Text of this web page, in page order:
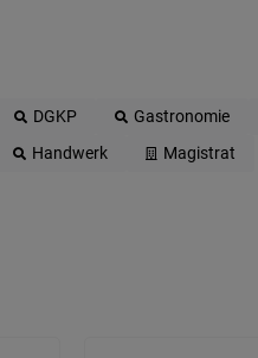
DGKP Gastronomie
Handwerk
Magistrat